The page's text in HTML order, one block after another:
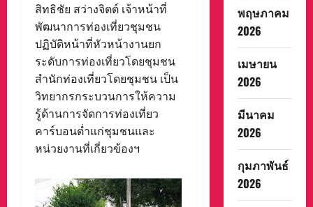
สิทธิชัย สว่างจิตต์ เจ้าหน้าที่
พัฒนาการท่องเที่ยวชุมชน
ปฏิบัติหน้าที่หัวหน้างานยก
ระดับการท่องเที่ยวโดยชุมชน
สำนักท่องเที่ยวโดยชุมชน เป็น
วิทยากรกระบวนการให้ความ
รู้ด้านการจัดการท่องเที่ยว
คาร์บอนต่ำแก่ชุมชนและ
หน่วยงานที่เกี่ยวข้องฯ
พฤษภาคม
2026
เมษายน
2026
มีนาคม
2026
กุมภาพันธ์
2026